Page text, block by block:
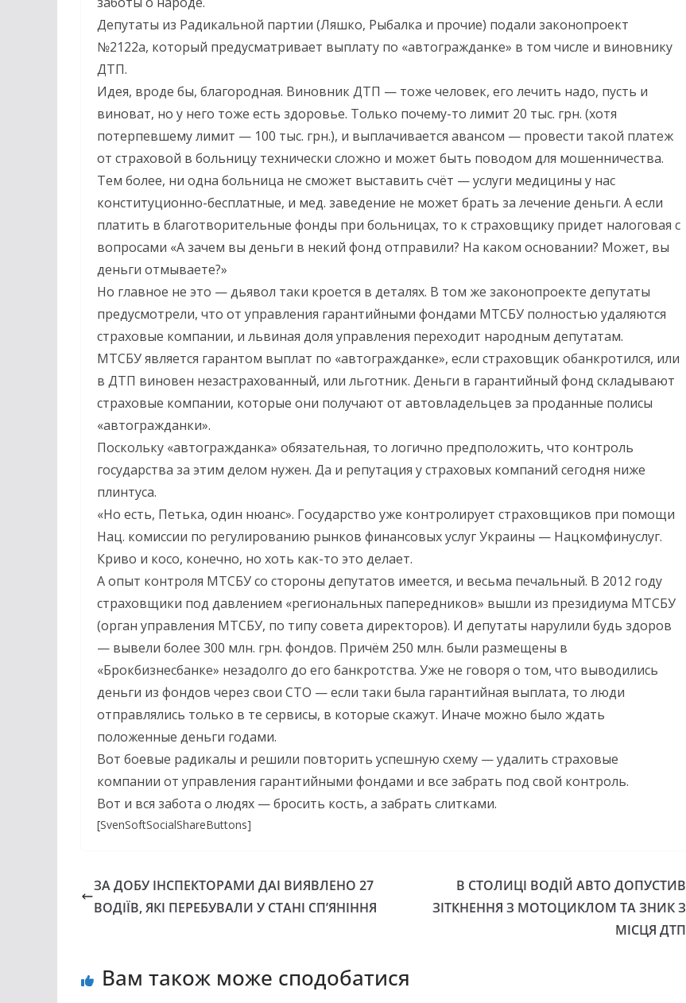
Депутаты из Радикальной партии (Ляшко, Рыбалка и прочие) подали законопроект
№2122а, который предусматривает выплату по «автогражданке» в том числе и виновнику
ДТП.
Идея, вроде бы, благородная. Виновник ДТП — тоже человек, его лечить надо, пусть и
виноват, но у него тоже есть здоровье. Только почему-то лимит 20 тыс. грн. (хотя
потерпевшему лимит — 100 тыс. грн.), и выплачивается авансом — провести такой платеж
от страховой в больницу технически сложно и может быть поводом для мошенничества.
Тем более, ни одна больница не сможет выставить счёт — услуги медицины у нас
конституционно-бесплатные, и мед. заведение не может брать за лечение деньги. А если
платить в благотворительные фонды при больницах, то к страховщику придет налоговая с
вопросами «А зачем вы деньги в некий фонд отправили? На каком основании? Может, вы
деньги отмываете?»
Но главное не это — дьявол таки кроется в деталях. В том же законопроекте депутаты
предусмотрели, что от управления гарантийными фондами МТСБУ полностью удаляются
страховые компании, и львиная доля управления переходит народным депутатам.
МТСБУ является гарантом выплат по «автогражданке», если страховщик обанкротился, или
в ДТП виновен незастрахованный, или льготник. Деньги в гарантийный фонд складывают
страховые компании, которые они получают от автовладельцев за проданные полисы
«автогражданки».
Поскольку «автогражданка» обязательная, то логично предположить, что контроль
государства за этим делом нужен. Да и репутация у страховых компаний сегодня ниже
плинтуса.
«Но есть, Петька, один нюанс». Государство уже контролирует страховщиков при помощи
Нац. комиссии по регулированию рынков финансовых услуг Украины — Нацкомфинуслуг.
Криво и косо, конечно, но хоть как-то это делает.
А опыт контроля МТСБУ со стороны депутатов имеется, и весьма печальный. В 2012 году
страховщики под давлением «региональных папередников» вышли из президиума МТСБУ
(орган управления МТСБУ, по типу совета директоров). И депутаты нарулили будь здоров
— вывели более 300 млн. грн. фондов. Причём 250 млн. были размещены в
«Брокбизнесбанке» незадолго до его банкротства. Уже не говоря о том, что выводились
деньги из фондов через свои СТО — если таки была гарантийная выплата, то люди
отправлялись только в те сервисы, в которые скажут. Иначе можно было ждать
положенные деньги годами.
Вот боевые радикалы и решили повторить успешную схему — удалить страховые
компании от управления гарантийными фондами и все забрать под свой контроль.
Вот и вся забота о людях — бросить кость, а забрать слитками.
[SvenSoftSocialShareButtons]
ЗА ДОБУ ІНСПЕКТОРАМИ ДАІ ВИЯВЛЕНО 27
ВОДІЇВ, ЯКІ ПЕРЕБУВАЛИ У СТАНІ СП’ЯНІННЯ
В СТОЛИЦІ ВОДІЙ АВТО ДОПУСТИВ
ЗІТКНЕННЯ З МОТОЦИКЛОМ ТА ЗНИК З
МІСЦЯ ДТП
Вам також може сподобатися